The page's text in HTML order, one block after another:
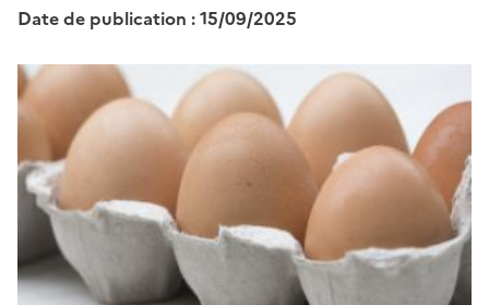
Date de publication : 15/09/2025
Image